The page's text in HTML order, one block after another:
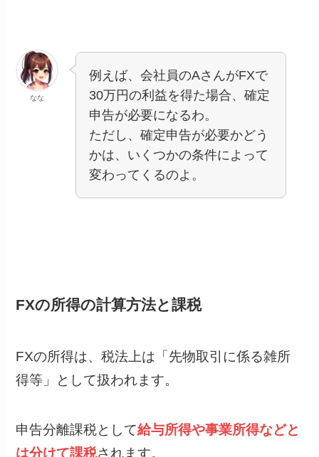
なな
例えば、会社員のAさんがFXで
30万円の利益を得た場合、確定
申告が必要になるわ。
ただし、確定申告が必要かどう
かは、いくつかの条件によって
変わってくるのよ。
FXの所得の計算方法と課税
FXの所得は、税法上は「先物取引に係る雑所
得等」として扱われます。
申告分離課税として給与所得や事業所得などと
は分けて課税されます。